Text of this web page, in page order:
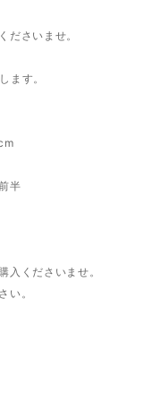
ださいませ。
ます。
半
入くださいませ。
い。